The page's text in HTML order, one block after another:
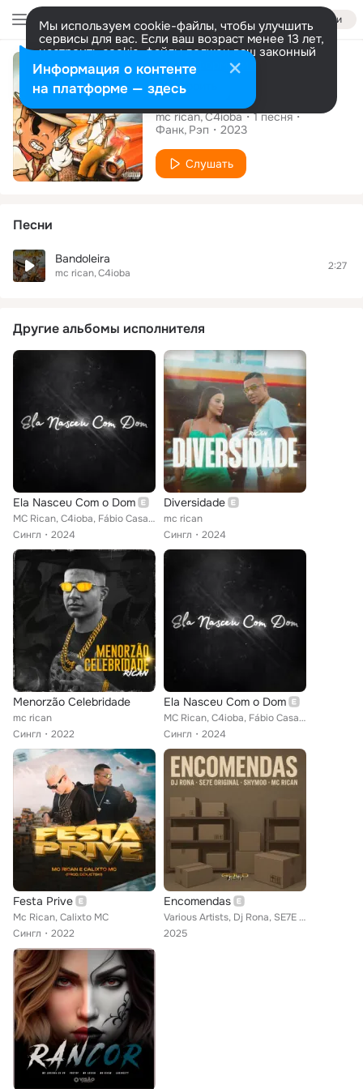
Войти
Мы используем cookie-файлы, чтобы улучшить
сервисы для вас. Если ваш возраст менее 13 лет,
настроить cookie-файлы должен ваш законный
представитель. Больше информации
Разрешить все Настроить
Сингл
Bandoleira
mc rican C4ioba 1песня
Фанк Рэп 2023
Слушать
Песни
Bandoleira
mc rican C4ioba
2:27
Другие альбомы исполнителя
Ela Nasceu Com o Dom
MC Rican, C4ioba, Fábio Casagrande
Сингл
2024
Diversidade
mc rican
Сингл
2024
Menorzão Celebridade
mc rican
Сингл
2022
Ela Nasceu Com o Dom
MC Rican, C4ioba, Fábio Casagrande
Сингл
2024
Festa Prive
Mc Rican, Calixto MC
Сингл
2022
Encomendas
Various Artists, Dj Rona, SE7E ORIGINAL, SHYMOO, Mc Rican
2025
Информация о контенте
на платформе — здесь